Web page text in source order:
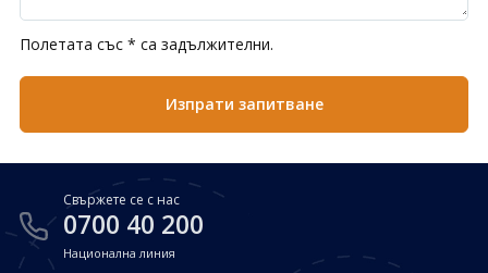
Полетата със * са задължителни.
Свържете се с нас
0700 40 200
Национална линия